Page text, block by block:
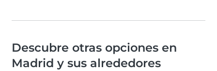
Descubre otras opciones en
Madrid y sus alrededores